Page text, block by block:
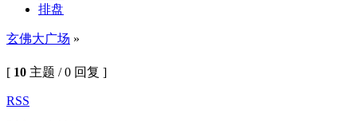
排盘
玄佛大广场 »
[ 10 主题 / 0 回复 ]
RSS